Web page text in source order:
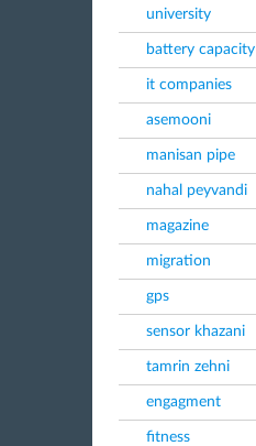
university
battery capacity
it companies
asemooni
manisan pipe
nahal peyvandi
magazine
migration
gps
sensor khazani
tamrin zehni
engagment
fitness